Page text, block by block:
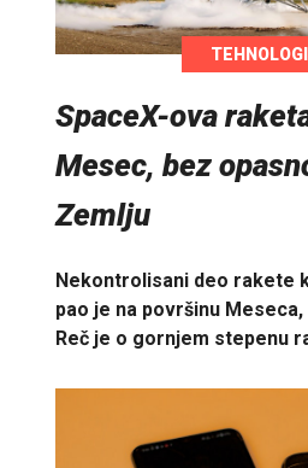
SpaceX-ova
Mesec, bez
Zemlju
Nekontrolisani deo rakete
pao je na površinu
Reč je o gornjem stepenu